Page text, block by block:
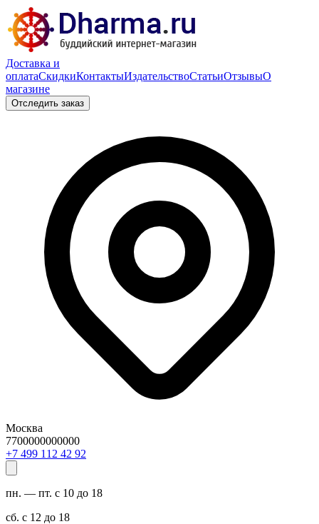
Доставка и
оплатаСкидкиКонтактыИздательствоСтатьиОтзывыО
магазине
Отследить заказ
Москва
7700000000000
29 24 211 994 7+
пн. — пт. с 10 до 18
сб. с 12 до 18